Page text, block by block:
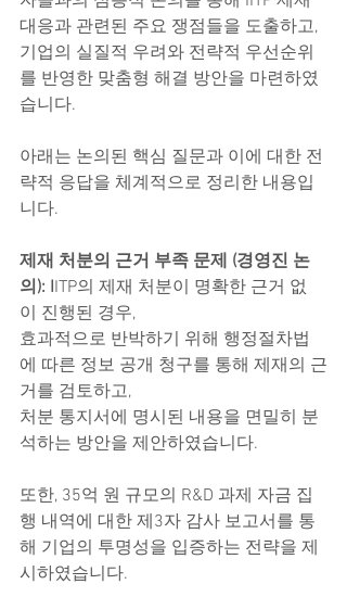
대응과 관련된 주요 쟁점들을 도출하고,
기업의 실질적 우려와 전략적 우선순위
를 반영한 맞춤형 해결 방안을 마련하였
습니다.
아래는 논의된 핵심 질문과 이에 대한 전
략적 응답을 체계적으로 정리한 내용입
니다.
제재 처분의 근거 부족 문제 (경영진 논
의): IITP의 제재 처분이 명확한 근거 없
이 진행된 경우,
효과적으로 반박하기 위해 행정절차법
에 따른 정보 공개 청구를 통해 제재의 근
거를 검토하고,
처분 통지서에 명시된 내용을 면밀히 분
석하는 방안을 제안하였습니다.
또한, 35억 원 규모의 R&D 과제 자금 집
행 내역에 대한 제3자 감사 보고서를 통
해 기업의 투명성을 입증하는 전략을 제
시하였습니다.